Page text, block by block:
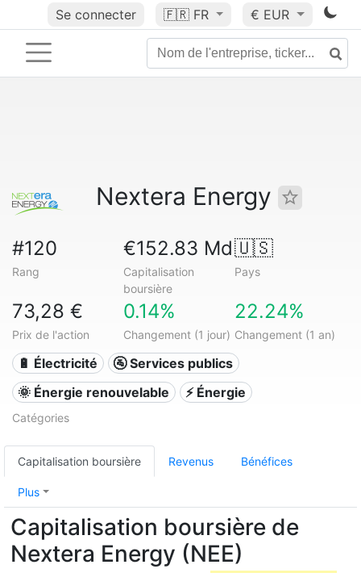
Se connecter 🇫🇷 FR € EUR
Nextera Energy
#120
Rang
€152.83 Md
Capitalisation
boursière
🇺🇸
Pays
73,28 €
Prix de l'action
0.14%
Changement (1 jour)
22.24%
Changement (1 an)
🔋 Électricité
🚰 Services publics
🌞 Énergie renouvelable
⚡ Énergie
Catégories
Capitalisation boursière Revenus Bénéfices
Plus
Capitalisation boursière de
Nextera Energy (NEE)